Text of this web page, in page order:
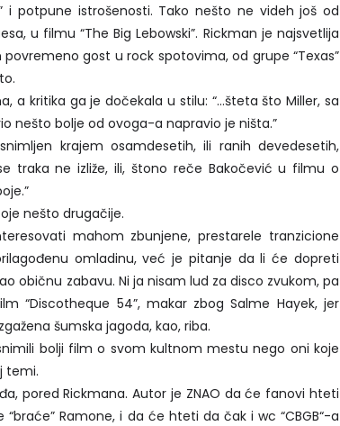
i potpune istrošenosti. Tako nešto ne videh još od
u filmu “The Big Lebowski”. Rickman je najsvetlija
gost u rock spotovima, od grupe “Texas”
a kritika ga je dočekala u stilu: “...šteta što Miller, sa
nešto bolje od ovoga-a napravio je ništa.”
krajem osamdesetih, ili ranih devedesetih,
traka ne izliže, ili, štono reče Bakočević u filmu o
nešto drugačije.
mahom zbunjene, prestarele tranzicione
omladinu, već je pitanje da li će dopreti
običnu zabavu. Ni ja nisam lud za disco zvukom, pa
“Discotheque 54”, makar zbog Salme Hayek, jer
šumska jagoda, kao, riba.
bolji film o svom kultnom mestu nego oni koje
temi.
pored Rickmana. Autor je ZNAO da će fanovi hteti
Ramone, i da će hteti da čak i wc “CBGB“-a